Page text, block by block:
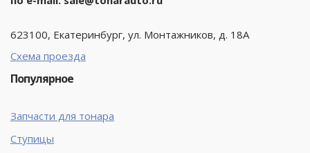
623100, Екатеринбург, ул. Монтажников, д. 18А
Схема проезда
Популярное
Запчасти для тонара
Ступицы